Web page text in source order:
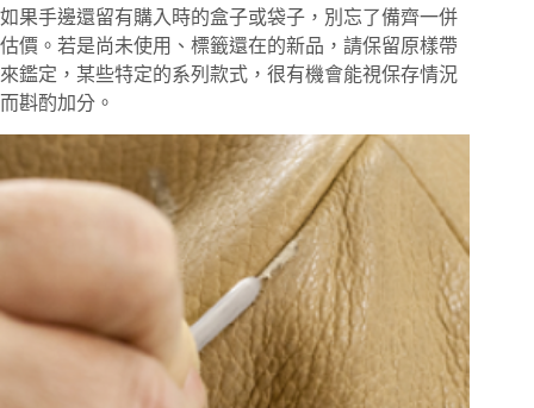
如果手邊還留有購入時的盒子或袋子，別忘了備齊一併
估價。若是尚未使用、標籤還在的新品，請保留原樣帶
來鑑定，某些特定的系列款式，很有機會能視保存情況
而斟酌加分。